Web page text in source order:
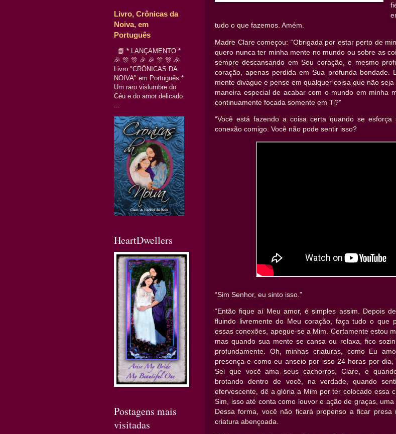
tudo o que fazemos. Amém.
Madre Clare começou: “Obrigada por estar perto de
quero nunca ter minha mente no mundo ou sobre as
sempre descansando em Seu coração, e mesmo
coração, apenas perdida em Sua profunda bondade.
mente divague e pense em qualquer coisa que não seja
maneira especial de acabar com o mundo em minha
continuamente focada somente em Ti?”
“Você está fazendo a coisa certa quando se esforça
conexão comigo. Você não pode sentir isso?
“Sim Senhor, eu sinto isso.”
“Então fique aí Meu amor, é simples assim. Depois
fluindo livremente do Meu coração, faça tudo o que
essas conexões, apegue-se a Mim. Certamente estou
mas quando sua mente se cansa ou relaxa, fico
profundamente. Oh, minhas criaturas, como Eu
presença e como eu anseio por isso 24 horas por
Sei que você ama seus cachorros, Clare, e
brotando dentro de você, na verdade, quando
efervescente, dê a glória a Mim por ter colocado essa
Sim, isso até conta como louvor e ação de graças,
Dessa forma, você não ficará propenso a ficar presa
criatura abençoada.
Livro, Crônicas da
Noiva, em
Português
📘 * LANÇAMENTO *
🎉 🎊 🎊 🎉 🎉 🎊 🎊 🎉
Livro "CRÔNICAS DA
NOIVA" em Português *
Um raro vislumbre do
Céu e do amor delicado
HeartDwellers
Postagens mais
visitadas